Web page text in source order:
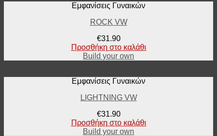
Εμφανίσεις Γυναικών
ROCK VW
€31.90
Προσθήκη στο καλάθι
Build your own
Εμφανίσεις Γυναικών
LIGHTNING VW
€31.90
Προσθήκη στο καλάθι
Build your own